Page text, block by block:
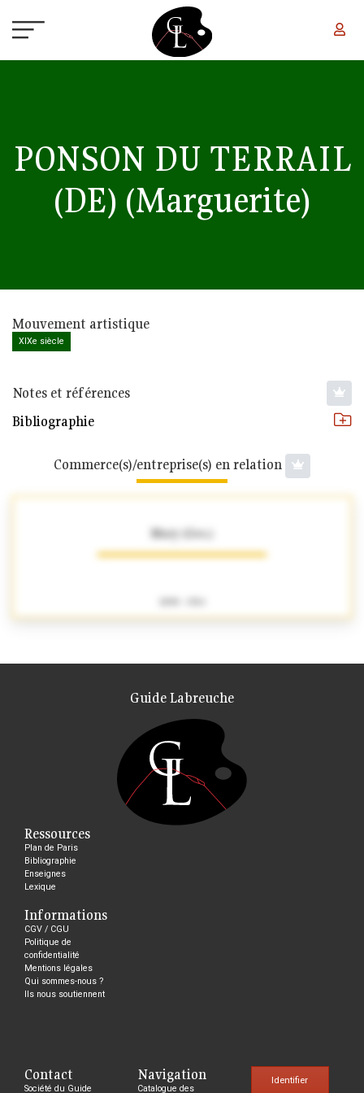
PONSON DU TERRAIL
(DE) (Marguerite)
Mouvement artistique
XIXe siècle
Notes et références
Bibliographie
Commerce(s)/entreprise(s) en relation
Mary (Geo.)
Guide Labreuche
Ressources
Plan de Paris
Bibliographie
Enseignes
Lexique
Informations
CGV / CGU
Politique de
confidentialité
Mentions légales
Qui sommes-nous ?
Ils nous soutiennent
Contact
Société du Guide
Navigation
Catalogue des
Identifier